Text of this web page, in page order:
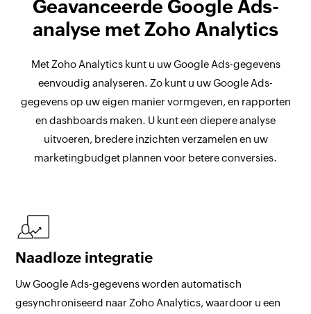
Geavanceerde Google Ads-
analyse met Zoho Analytics
Met Zoho Analytics kunt u uw Google Ads-gegevens
eenvoudig analyseren. Zo kunt u uw Google Ads-
gegevens op uw eigen manier vormgeven, en rapporten
en dashboards maken. U kunt een diepere analyse
uitvoeren, bredere inzichten verzamelen en uw
marketingbudget plannen voor betere conversies.
Naadloze integratie
Uw Google Ads-gegevens worden automatisch
gesynchroniseerd naar Zoho Analytics, waardoor u een